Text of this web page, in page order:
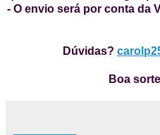
- O envio será por conta da
Dúvidas?
Boa